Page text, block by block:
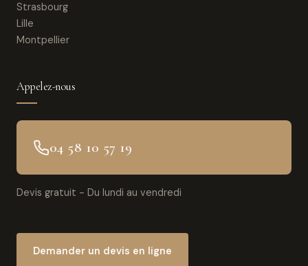
Strasbourg
Lille
Montpellier
Appelez-nous
04 58 10 57 19
Devis gratuit - Du lundi au vendredi
Demander un devis en ligne